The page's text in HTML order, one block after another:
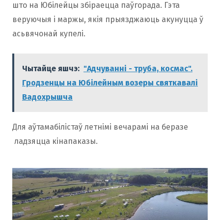
што на Юбілейцы збіраецца паўгорада. Гэта
веруючыя і маржы, якія прыязджаюць акунуцца ў
асьвячонай купелі.
Чытайце яшчэ: "Адчуванні - труба, космас".
Гродзенцы на Юбілейным возеры святкавалі
Вадохрышча
Для аўтамабілістаў летнімі вечарамі на беразе
ладзяцца кінапаказы.